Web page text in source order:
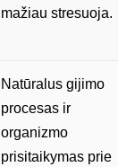
mažiau stresuoja.
Natūralus gijimo
procesas ir
organizmo
prisitaikymas prie